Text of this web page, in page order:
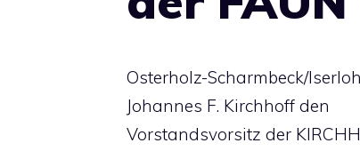
Osterholz-Scharmbeck/
Johannes F. Kirchhoff den
Vorstandsvorsitz der